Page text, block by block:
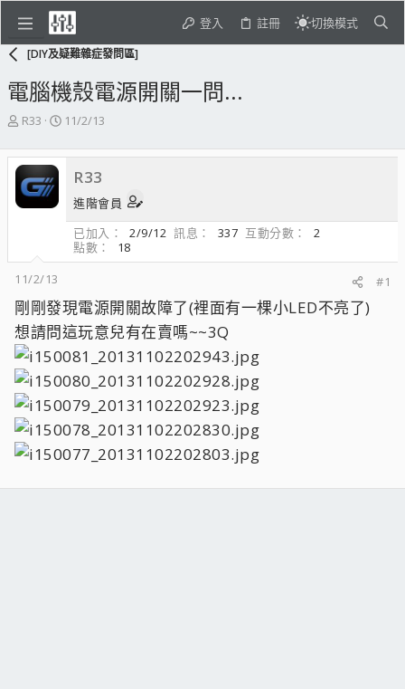
登入 註冊 切換模式
[DIY及疑難雜症發問區]
電腦機殼電源開關一問...
主
發
起
人
R33
開
日
11/2/13
R33
進階會員
已加入
2/9/12 訊息 337 互動分數
2
點數
18
11/2/13
#1
剛剛發現電源開關故障了(裡面有一棵小LED不亮了)
想請問這玩意兒有在賣嗎~~3Q